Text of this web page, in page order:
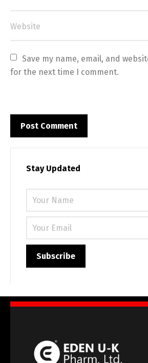
Save my name, email, and
for the next time I comment.
Stay Updated